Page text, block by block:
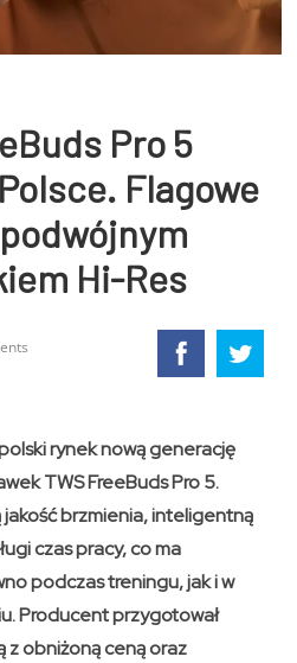
Pro 5
Flagowe
Hi-Res
rynek nową generację
TWS FreeBuds Pro 5.
brzmienia, inteligentną
czas pracy, co ma
podczas treningu, jak i w
Producent przygotował
obniżoną ceną oraz